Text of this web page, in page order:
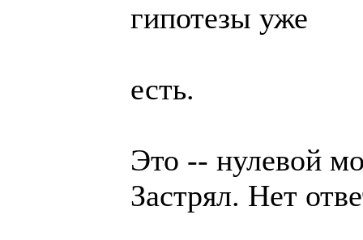
гипотезы уже
есть.
Это -- нулевой
Застрял. Нет